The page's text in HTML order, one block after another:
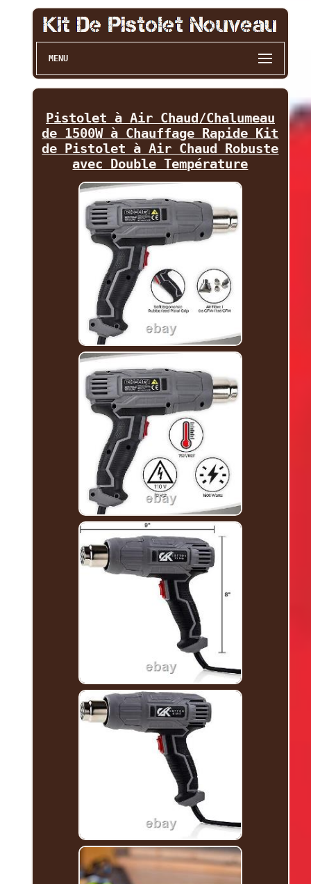
MENU
Pistolet à Air Chaud/Chalumeau
de 1500W à Chauffage Rapide Kit
de Pistolet à Air Chaud Robuste
avec Double Température